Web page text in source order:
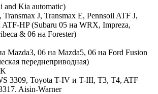
and Kia automatic)
Transmax J, Transmax E, Pennsoil ATF J,
ATF-HP (Subaru 05 на WRX, Impreza,
& 06 на Forester)
Mazda3, 06 на Mazda5, 06 на Ford Fusion
переднеприводная)
3309, Toyota T-IV и T-III, T3, T4, ATF
Aisin-Warner